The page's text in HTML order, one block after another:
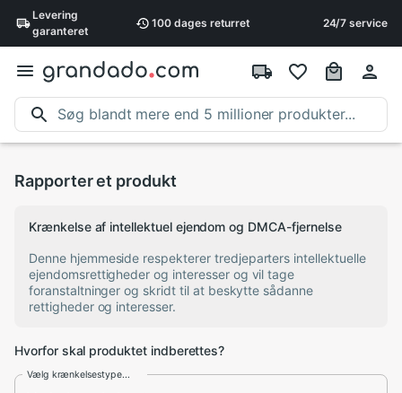
Levering
garanteret
100 dages returret 24/7 service
Rapporter et produkt
Krænkelse af intellektuel ejendom og DMCA-fjernelse
Denne hjemmeside respekterer tredjeparters intellektuelle
ejendomsrettigheder og interesser og vil tage
foranstaltninger og skridt til at beskytte sådanne
rettigheder og interesser.
Hvorfor skal produktet indberettes?
Vælg krænkelsestype...